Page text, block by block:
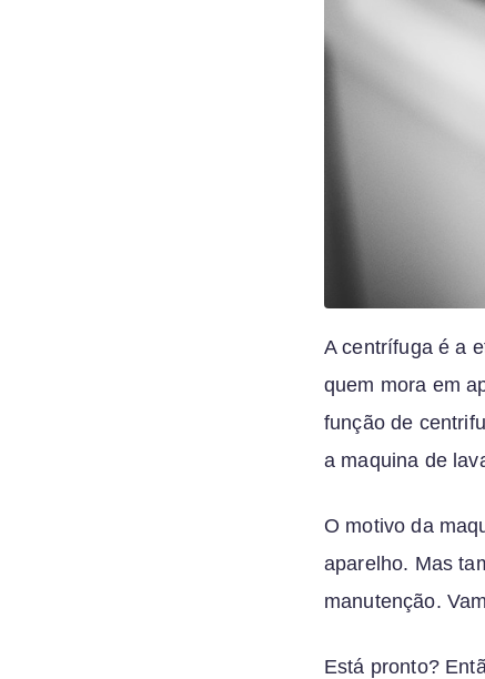
A centrífuga é a
quem mora em
função de
a maquina de
O motivo da
aparelho. Mas
manutenção.
Está pronto?